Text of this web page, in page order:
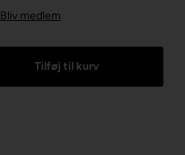
Bliv medlem